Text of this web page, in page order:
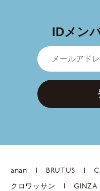
IDメン
anan BRUTUS
クロワッサン GINZA